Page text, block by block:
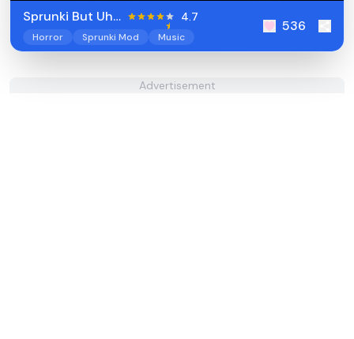
Sprunki But Uh… 4.7
Horror Sprunki Mod Music
536
Advertisement